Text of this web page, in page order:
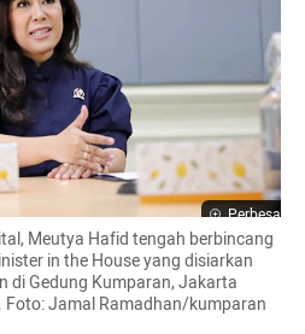
Perbesar
Meutya Hafid tengah berbincang
in the House yang disiarkan
di Gedung Kumparan, Jakarta
Jamal Ramadhan/kumparan